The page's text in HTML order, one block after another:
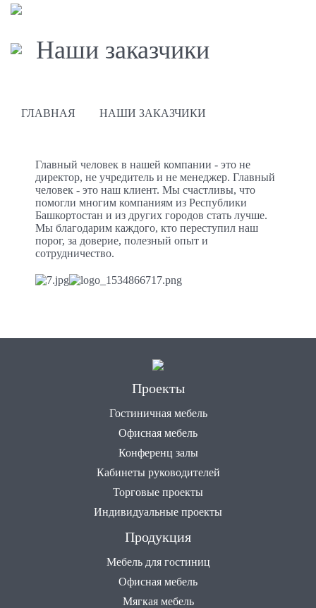
Наши заказчики
ГЛАВНАЯ НАШИ ЗАКАЗЧИКИ
Главный человек в нашей компании - это не
директор, не учредитель и не менеджер. Главный
человек - это наш клиент. Мы счастливы, что
помогли многим компаниям из Республики
Башкортостан и из других городов стать лучше.
Мы благодарим каждого, кто переступил наш
порог, за доверие, полезный опыт и
сотрудничество.
Проекты
Гостиничная мебель
Офисная мебель
Конференц залы
Кабинеты руководителей
Торговые проекты
Индивидуальные проекты
Продукция
Мебель для гостиниц
Офисная мебель
Мягкая мебель